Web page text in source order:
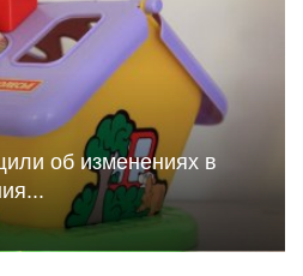
об изменениях в